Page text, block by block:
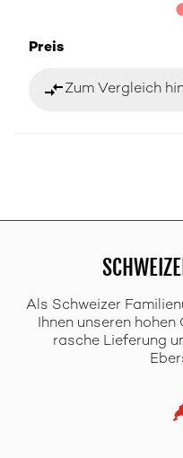
Preis
compare_arrowsZum Vergleich
Als Schweizer
Ihnen unseren
rasche Lieferung